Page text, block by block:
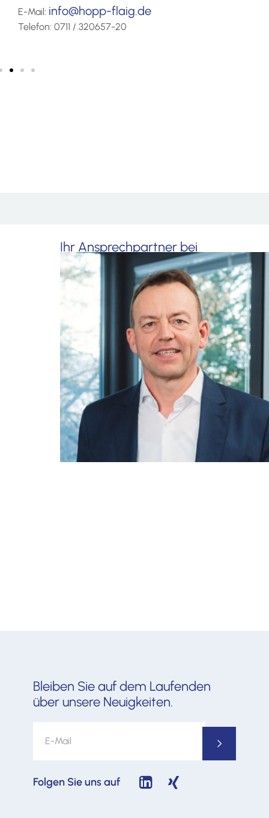
E-Mail: info@hopp-flaig.de
Telefon: 0711 / 320657-20
Ihr Ansprechpartner bei
Beratungsfragen
flaig@hopp-flaig.de
0711 / 320657-20
Kontaktieren sie uns jetzt
unverbindlich!
Bleiben Sie auf dem Laufenden
über unsere Neuigkeiten.
Folgen Sie uns auf